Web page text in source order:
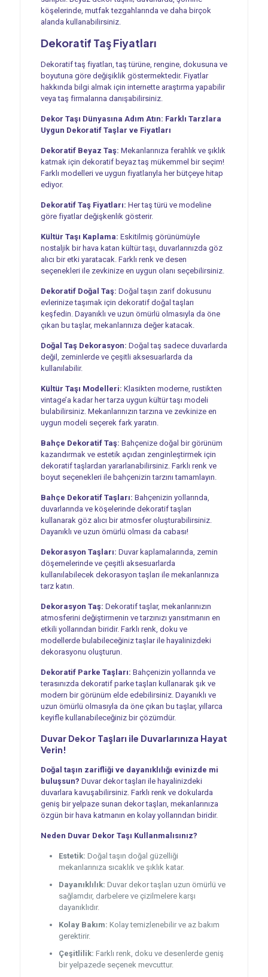
köşelerinde, mutfak tezgahlarında ve daha birçok
alanda kullanabilirsiniz.
Dekoratif Taş Fiyatları
Dekoratif taş fiyatları, taş türüne, rengine, dokusuna ve
boyutuna göre değişiklik göstermektedir. Fiyatlar
hakkında bilgi almak için internette araştırma yapabilir
veya taş firmalarına danışabilirsiniz.
Dekor Taşı Dünyasına Adım Atın: Farklı Tarzlara
Uygun Dekoratif Taşlar ve Fiyatları
Dekoratif Beyaz Taş: Mekanlarınıza ferahlık ve şıklık
katmak için dekoratif beyaz taş mükemmel bir seçim!
Farklı modelleri ve uygun fiyatlarıyla her bütçeye hitap
ediyor.
Dekoratif Taş Fiyatları: Her taş türü ve modeline
göre fiyatlar değişkenlik gösterir.
Kültür Taşı Kaplama: Eskitilmiş görünümüyle
nostaljik bir hava katan kültür taşı, duvarlarınızda göz
alıcı bir etki yaratacak. Farklı renk ve desen
seçenekleri ile zevkinize en uygun olanı seçebilirsiniz.
Dekoratif Doğal Taş: Doğal taşın zarif dokusunu
evlerinize taşımak için dekoratif doğal taşları
keşfedin. Dayanıklı ve uzun ömürlü olmasıyla da öne
çıkan bu taşlar, mekanlarınıza değer katacak.
Doğal Taş Dekorasyon: Doğal taş sadece duvarlarda
değil, zeminlerde ve çeşitli aksesuarlarda da
kullanılabilir.
Kültür Taşı Modelleri: Klasikten moderne, rustikten
vintage’a kadar her tarza uygun kültür taşı modeli
bulabilirsiniz. Mekanlarınızın tarzına ve zevkinize en
uygun modeli seçerek fark yaratın.
Bahçe Dekoratif Taş: Bahçenize doğal bir görünüm
kazandırmak ve estetik açıdan zenginleştirmek için
dekoratif taşlardan yararlanabilirsiniz. Farklı renk ve
boyut seçenekleri ile bahçenizin tarzını tamamlayın.
Bahçe Dekoratif Taşları: Bahçenizin yollarında,
duvarlarında ve köşelerinde dekoratif taşları
kullanarak göz alıcı bir atmosfer oluşturabilirsiniz.
Dayanıklı ve uzun ömürlü olması da cabası!
Dekorasyon Taşları: Duvar kaplamalarında, zemin
döşemelerinde ve çeşitli aksesuarlarda
kullanılabilecek dekorasyon taşları ile mekanlarınıza
tarz katın.
Dekorasyon Taş: Dekoratif taşlar, mekanlarınızın
atmosferini değiştirmenin ve tarzınızı yansıtmanın en
etkili yollarından biridir. Farklı renk, doku ve
modellerde bulabileceğiniz taşlar ile hayalinizdeki
dekorasyonu oluşturun.
Dekoratif Parke Taşları: Bahçenizin yollarında ve
terasınızda dekoratif parke taşları kullanarak şık ve
modern bir görünüm elde edebilirsiniz. Dayanıklı ve
uzun ömürlü olmasıyla da öne çıkan bu taşlar, yıllarca
keyifle kullanabileceğiniz bir çözümdür.
Duvar Dekor Taşları ile Duvarlarınıza Hayat
Verin!
Doğal taşın zarifliği ve dayanıklılığı evinizde mi
buluşsun? Duvar dekor taşları ile hayalinizdeki
duvarlara kavuşabilirsiniz. Farklı renk ve dokularda
geniş bir yelpaze sunan dekor taşları, mekanlarınıza
özgün bir hava katmanın en kolay yollarından biridir.
Neden Duvar Dekor Taşı Kullanmalısınız?
Estetik: Doğal taşın doğal güzelliği
mekanlarınıza sıcaklık ve şıklık katar.
Dayanıklılık: Duvar dekor taşları uzun ömürlü ve
sağlamdır, darbelere ve çizilmelere karşı
dayanıklıdır.
Kolay Bakım: Kolay temizlenebilir ve az bakım
gerektirir.
Çeşitlilik: Farklı renk, doku ve desenlerde geniş
bir yelpazede seçenek mevcuttur.